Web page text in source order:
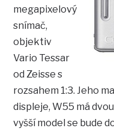
megapixelový
snímač,
objektiv
Vario Tessar
od Zeisse s
rozsahem 1:3. Jeho
displeje, W55 má
vyšší model se bude